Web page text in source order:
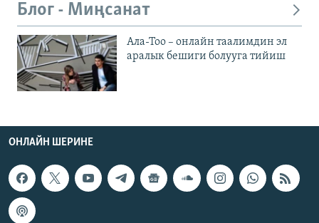
Блог - Миңсанат
Ала-Тоо – онлайн таалимдин эл
аралык бешиги болууга тийиш
ОНЛАЙН ШЕРИНЕ